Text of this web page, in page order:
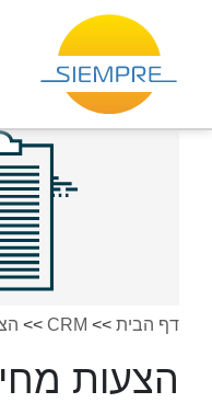
דף הבית >>
CRM
>>
הצעות